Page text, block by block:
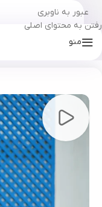
عبور به ناوبری
رفتن به محتوای اصلی
منو